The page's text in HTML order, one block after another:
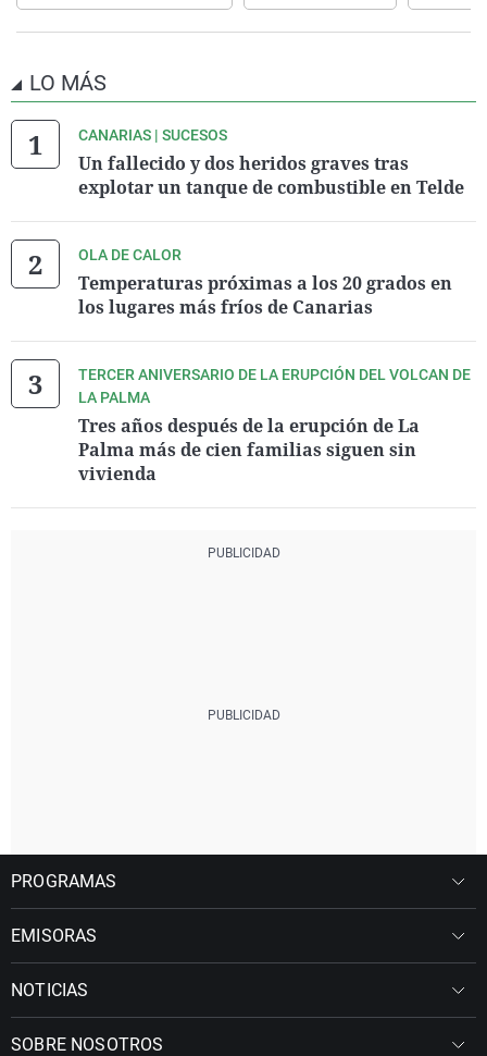
LO MÁS
CANARIAS | SUCESOS
Un fallecido y dos heridos graves tras
explotar un tanque de combustible en Telde
OLA DE CALOR
Temperaturas próximas a los 20 grados en
los lugares más fríos de Canarias
TERCER ANIVERSARIO DE LA ERUPCIÓN DEL VOLCAN DE
LA PALMA
Tres años después de la erupción de La
Palma más de cien familias siguen sin
vivienda
PROGRAMAS
EMISORAS
NOTICIAS
SOBRE NOSOTROS